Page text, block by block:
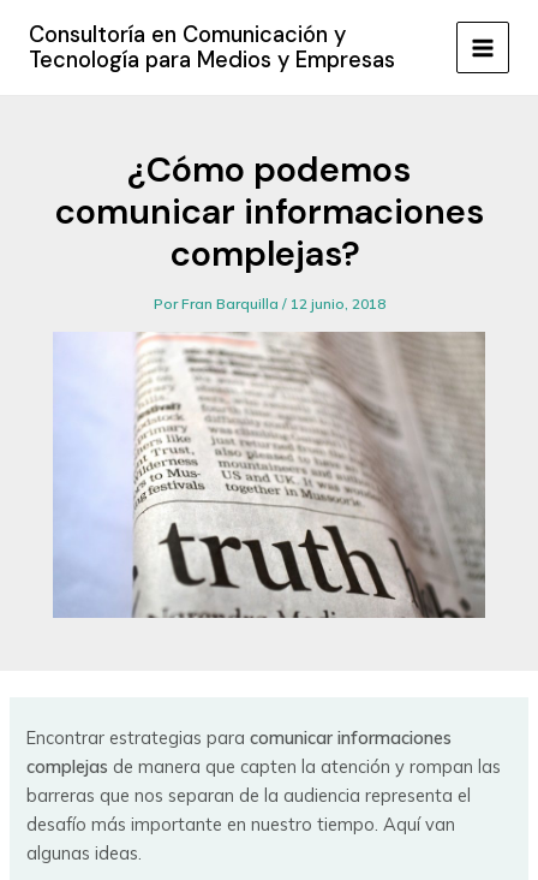
contenido
Consultoría en Comunicación y
Tecnología para Medios y Empresas
MAIN
¿Cómo podemos
comunicar informaciones
complejas?
PorFran Barquilla / 12 junio, 2018
Encontrar estrategias paracomunicar informaciones
complejas de manera que capten la atención y rompan las
barreras que nos separan de la audiencia representa el
desafío más importante en nuestro tiempo. Aquí van
algunas ideas.